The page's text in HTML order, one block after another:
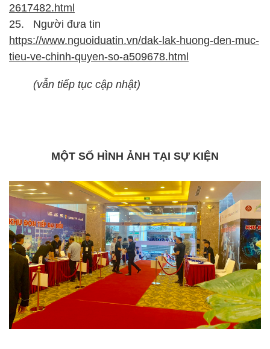
2617482.html
25.
Người đưa tin
https://www.nguoiduatin.vn/dak-lak-huong-den-muc-
tieu-ve-chinh-quyen-so-a509678.html
(vẫn tiếp tục cập nhật)
MỘT SỐ HÌNH ẢNH TẠI SỰ KIỆN